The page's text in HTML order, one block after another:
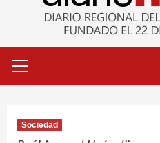
primario
Sociedad